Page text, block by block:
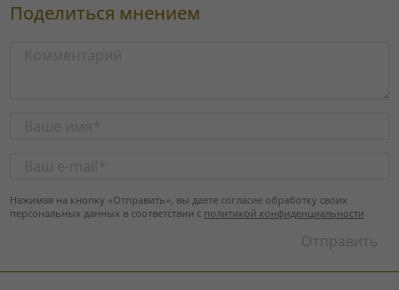
Поделиться мнением
Нажимая на кнопку «Отправить», вы даете согласие обработку своих
персональных данных в соответствии с политикой конфиденциальности